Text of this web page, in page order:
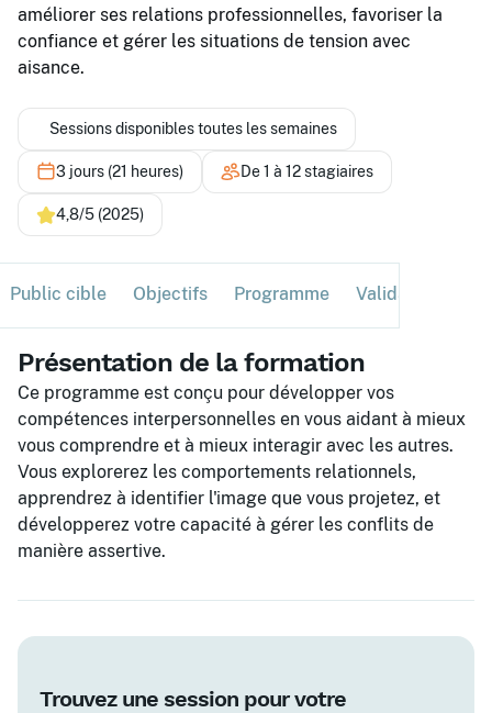
améliorer ses relations professionnelles, favoriser la
confiance et gérer les situations de tension avec
aisance.
Sessions disponibles toutes les semaines
3 jours (21 heures) De 1 à 12 stagiaires
4,8/5 (2025)
Public cible Objectifs Programme Validation
Présentation de la formation
Ce programme est conçu pour développer vos
compétences interpersonnelles en vous aidant à mieux
vous comprendre et à mieux interagir avec les autres.
Vous explorerez les comportements relationnels,
apprendrez à identifier l'image que vous projetez, et
développerez votre capacité à gérer les conflits de
manière assertive.
Trouvez une session pour votre